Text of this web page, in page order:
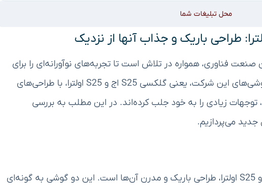
محل تبلیغات شما
فناوری، همواره در تلاش است تا تجربه‌های نوآورانه‌ای را برای
کاربران خود فراهم کند. جدیدترین سری گوشی‌های این شرکت، یعنی گلکسی S25 اج و S25 اولترا، با طراحی‌های
زیادی را به خود جلب کرده‌اند. در این مطلب به بررسی
می‌پردازیم.
یکی از بارزترین ویژگی‌های گلکسی S25 اج و S25 اولترا، طراحی باریک و مدرن آن‌ها است. این دو گوشی به گونه‌ای